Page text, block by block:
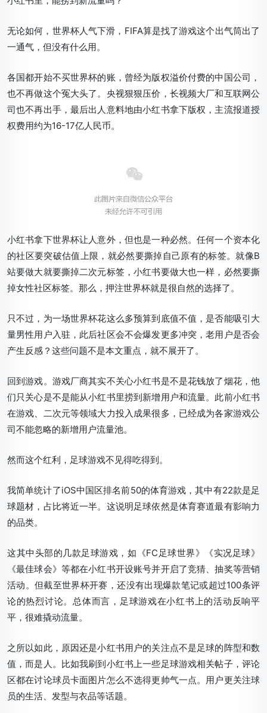
无论如何，世界杯人气下滑，FIFA算是找了游戏这个出气筒出了
一通气，但没有什么用。
各国都开始不买世界杯的账，曾经为版权溢价付费的中国公司，
也不再做这个冤大头了。央视狠狠压价，长视频大厂和互联网公
司也不再出手，最后出人意料地由小红书拿下版权，主流报道授
权费用约为16-17亿人民币。
小红书拿下世界杯让人意外，但也是一种必然。任何一个资本化
的社区要突破估值上限，就必然要撕掉自己原有的标签。就像B
站要做大就要撕掉二次元标签，小红书要做大也一样，必然要撕
掉女性社区标签。那么，押注世界杯就是很自然的选择了。
只不过，为一场世界杯花这么多预算到底值不值，是否能吸引大
量男性用户入驻，此后社区会不会爆发更多冲突，老用户是否会
产生反感？这些问题不是本文重点，就不展开了。
回到游戏。游戏厂商其实不关心小红书是不是花钱放了烟花，他
们只关心是不是能从小红书里捞到新增用户和流量。此前小红书
在游戏、二次元等领域大力投入成果很多，已经成为各家游戏公
司不能忽略的新增用户流量池。
然而这个红利，足球游戏不见得吃得到。
我简单统计了iOS中国区排名前50的体育游戏，其中有22款是足
球题材，占比将近一半。这说明足球依然是体育赛道最有影响力
的品类。
这其中头部的几款足球游戏，如《FC足球世界》《实况足球》
《最佳球会》等都在小红书开设账号并开启了竞猜、抽奖等营销
活动。但截至世界杯开赛，还没有出现爆款笔记或超过100条评
论的热烈讨论。总体而言，足球游戏在小红书上的活动反响平
平，很难撬动流量。
之所以如此，原因还是小红书用户的关注点不是足球的阵型和数
值，而是人。比如我刷到小红书上一些足球游戏相关帖子，评论
区都在讨论球员卡面图片怎么不选得更帅气一点。用户更关注球
员的生活、发型与衣品等话题。